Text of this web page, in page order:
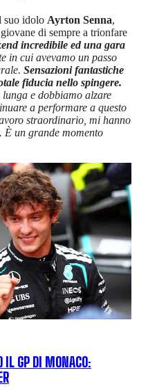
suo idolo Ayrton Senna,
di sempre a trionfare
incredibile ed una gara
in cui avevamo un passo
Sensazioni fantastiche
fiducia nello spingere.
e dobbiamo alzare
a performare a questo
straordinario, mi hanno
un grande momento
IL GP DI MONACO: